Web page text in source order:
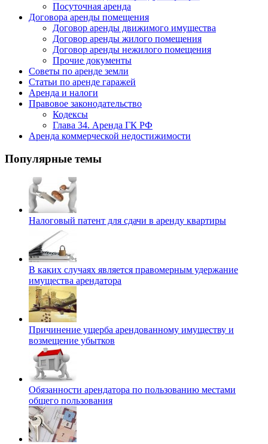
Посуточная аренда
Договора аренды помещения
Договор аренды движимого имущества
Договор аренды жилого помещения
Договор аренды нежилого помещения
Прочие документы
Советы по аренде земли
Статьи по аренде гаражей
Аренда и налоги
Правовое законодательство
Кодексы
Глава 34. Аренда ГК РФ
Аренда коммерческой недостижимости
Популярные темы
Налоговый патент для сдачи в аренду квартиры
В каких случаях является правомерным удержание
имущества арендатора
Причинение ущерба арендованному имуществу и
возмещение убытков
Обязанности арендатора по пользованию местами
общего пользования